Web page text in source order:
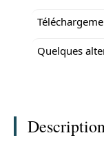
Quelques